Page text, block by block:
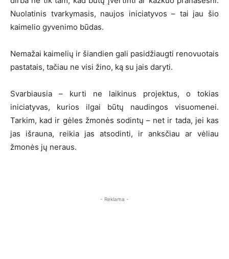
Nuolatinis tvarkymasis, naujos iniciatyvos – tai jau šio
kaimelio gyvenimo būdas.
Nemažai kaimelių ir šiandien gali pasidžiaugti renovuotais
pastatais, tačiau ne visi žino, ką su jais daryti.
Svarbiausia – kurti ne laikinus projektus, o tokias
iniciatyvas, kurios ilgai būtų naudingos visuomenei.
Tarkim, kad ir gėles žmonės sodintų – net ir tada, jei kas
jas išrauna, reikia jas atsodinti, ir anksčiau ar vėliau
žmonės jų neraus.
- Reklama -